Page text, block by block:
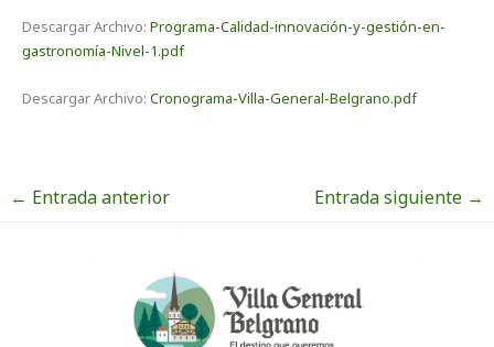
Descargar Archivo:Programa-Calidad-innovación-y-gestión-en-
gastronomía-Nivel-1.pdf
Descargar Archivo:Cronograma-Villa-General-Belgrano.pdf
← Entrada anterior Entrada siguiente →